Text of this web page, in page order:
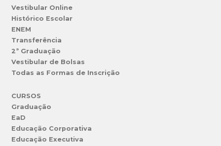
Vestibular Online
Histórico Escolar
ENEM
Transferência
2ª Graduação
Vestibular de Bolsas
Todas as Formas de Inscrição
CURSOS
Graduação
EaD
Educação Corporativa
Educação Executiva